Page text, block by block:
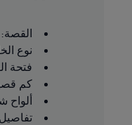
نوع
فتحة
كم
ألواح